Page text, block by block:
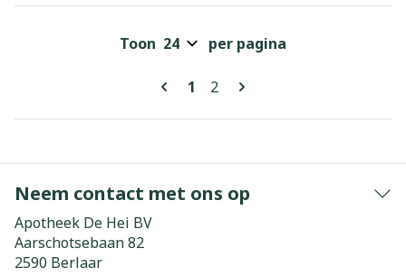
Pagina's
U lees momenteel pagina
1 Pagina
2
Toon per pagina
Neem contact met ons op
Apotheek De Hei BV
Aarschotsebaan 82
2590 Berlaar